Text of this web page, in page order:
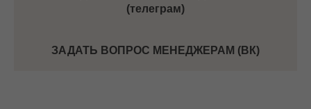
(телеграм)
ЗАДАТЬ ВОПРОС МЕНЕДЖЕРАМ (ВК)